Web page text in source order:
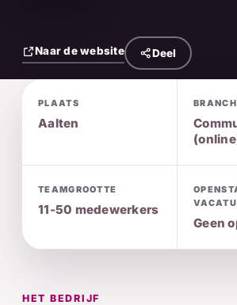
Naar de website Deel
PLAATS
Aalten
TEAMGROOTTE
11-50 medewerkers
Geen
HET BEDRIJF